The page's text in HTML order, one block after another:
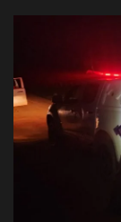
Educação
Galeria